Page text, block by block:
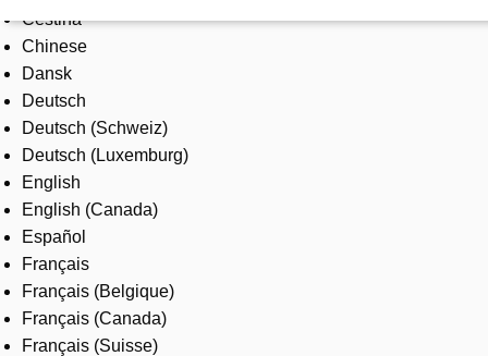
Products & Solutions
Industries
Services
About us
Where to buy
Contact us
Careers
Čeština
Chinese
Dansk
Deutsch
Deutsch (Schweiz)
Deutsch (Luxemburg)
English
English (Canada)
Español
Français
Français (Belgique)
Français (Canada)
Français (Suisse)